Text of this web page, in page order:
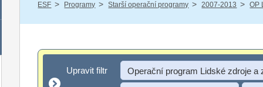
ESF / Programy / Starší operační programy / 2007-2013 / OP
Upravit filtr
Upravit filtr Operační program Lidské zdroje a